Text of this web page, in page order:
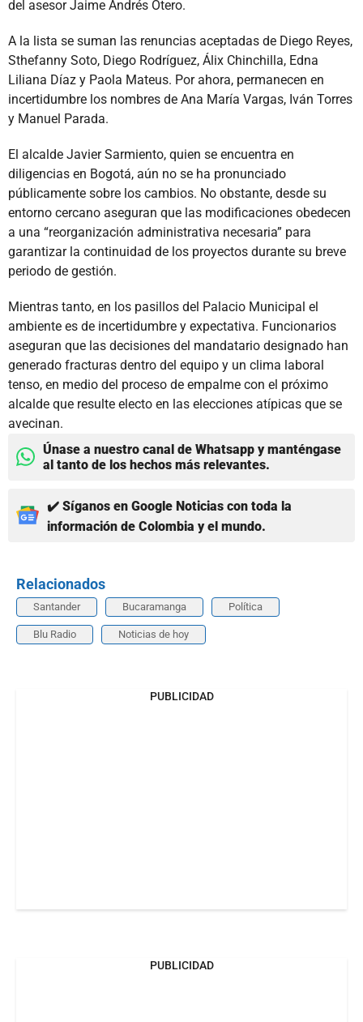
del asesor Jaime Andrés Otero.
A la lista se suman las renuncias aceptadas de Diego Reyes,
Sthefanny Soto, Diego Rodríguez, Álix Chinchilla, Edna
Liliana Díaz y Paola Mateus. Por ahora, permanecen en
incertidumbre los nombres de Ana María Vargas, Iván Torres
y Manuel Parada.
El alcalde Javier Sarmiento, quien se encuentra en
diligencias en Bogotá, aún no se ha pronunciado
públicamente sobre los cambios. No obstante, desde su
entorno cercano aseguran que las modificaciones obedecen
a una “reorganización administrativa necesaria” para
garantizar la continuidad de los proyectos durante su breve
periodo de gestión.
Mientras tanto, en los pasillos del Palacio Municipal el
ambiente es de incertidumbre y expectativa. Funcionarios
aseguran que las decisiones del mandatario designado han
generado fracturas dentro del equipo y un clima laboral
tenso, en medio del proceso de empalme con el próximo
alcalde que resulte electo en las elecciones atípicas que se
avecinan.
Únase a nuestro canal de Whatsapp y manténgase
al tanto de los hechos más relevantes.
✔️ Síganos en Google Noticias con toda la
información de Colombia y el mundo.
Relacionados
Santander Bucaramanga Política
Blu Radio Noticias de hoy
PUBLICIDAD
PUBLICIDAD